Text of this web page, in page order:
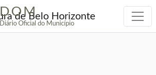
DOM
Diário Oficial do Município